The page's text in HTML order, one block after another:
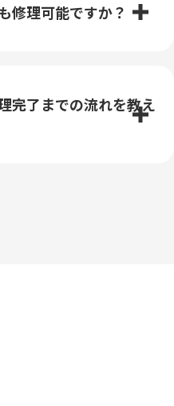
修理可能ですか？
完了までの流れを教え